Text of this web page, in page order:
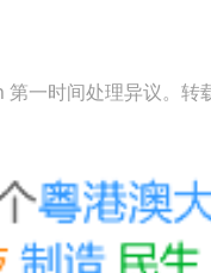
一时间处理异议。